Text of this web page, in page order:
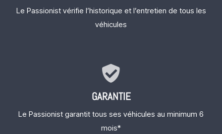
Le Passionist vérifie l’historique et l’entretien de tous les
véhicules
GARANTIE
Le Passionist garantit tous ses véhicules au minimum 6
mois*